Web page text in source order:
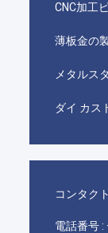
CNC加工
薄板金の
メタルス
ダイ カス
コンタク
電話番号 :